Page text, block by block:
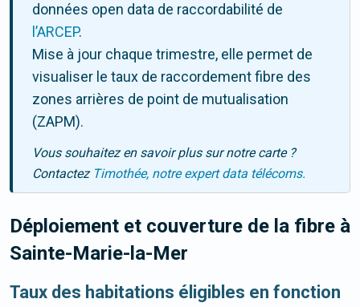
données open data de raccordabilité de
l’ARCEP.
Mise à jour chaque trimestre, elle permet de
visualiser le taux de raccordement fibre des
zones arrières de point de mutualisation
(ZAPM).
Vous souhaitez en savoir plus sur notre carte ?
Contactez Timothée, notre expert data télécoms.
Déploiement et couverture de la fibre à
Sainte-Marie-la-Mer
Taux des habitations éligibles en fonction